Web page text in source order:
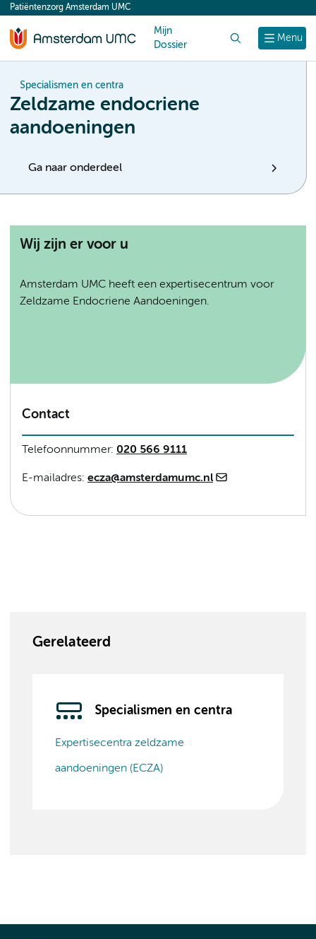
content
Menu
Patiëntenzorg Amsterdam UMC
Mijn
Dossier
Specialismen en centra
Zeldzame endocriene
aandoeningen
Ga naar onderdeel
Wij zijn er voor u
Amsterdam UMC heeft een expertisecentrum voor
Zeldzame Endocriene Aandoeningen.
Contact
Telefoonnummer: 020 566 9111
E-mailadres: ecza@amsterdamumc.nl
Gerelateerd
Specialismen en centra
Expertisecentra zeldzame
aandoeningen (ECZA)